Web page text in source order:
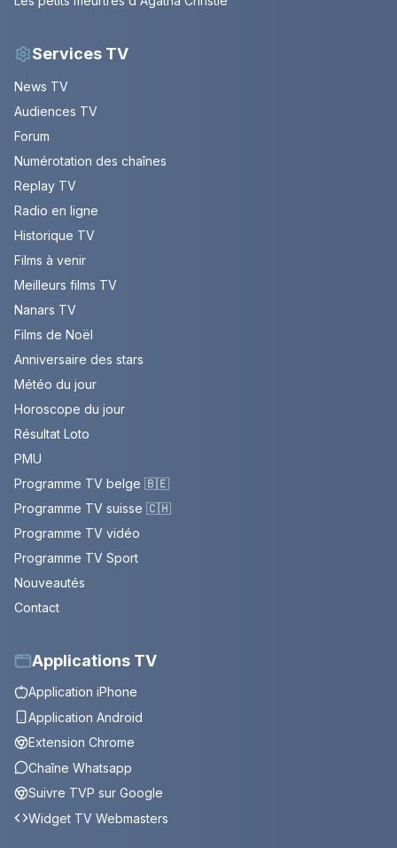
Services TV
News TV
Audiences TV
Forum
Numérotation des chaînes
Replay TV
Radio en ligne
Historique TV
Films à venir
Meilleurs films TV
Nanars TV
Films de Noël
Anniversaire des stars
Météo du jour
Horoscope du jour
Résultat Loto
PMU
Programme TV belge 🇧🇪
Programme TV suisse 🇨🇭
Programme TV vidéo
Programme TV Sport
Nouveautés
Contact
Applications TV
Application iPhone
Application Android
Extension Chrome
Chaîne Whatsapp
Suivre TVP sur Google
Widget TV Webmasters